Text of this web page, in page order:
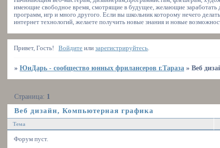
имеющие свободное время, смотрящие в будущее, желающие заработать
программ, игр и много другого. Если вы школьник которому нечего
интернет технологий, желаете получить новые знания и новые
Привет, Гость! Войдите илизарегистрируйтесь
»ЮнДарь - сообщество юнных фрилансеров г.Тараза »Веб
Веб дизайн, Компьютерная графика
Страница: 1
Тема
Форум пуст.